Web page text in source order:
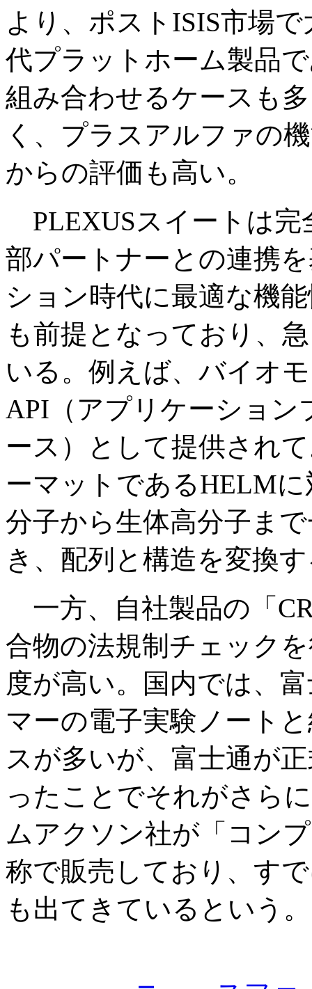
より、ポストISIS市場
代プラットホーム製品
組み合わせるケースも
く、プラスアルファの
からの評価も高い。
PLEXUSスイートは完
部パートナーとの連携
ション時代に最適な機
も前提となっており、
いる。例えば、バイオ
API（アプリケーショ
ース）として提供され
ーマットであるHELM
分子から生体高分子ま
き、配列と構造を変換
一方、自社製品の「
合物の法規制チェック
度が高い。国内では、
マーの電子実験ノート
スが多いが、富士通が
ったことでそれがさら
ムアクソン社が「コン
称で販売しており、す
も出てきているという。